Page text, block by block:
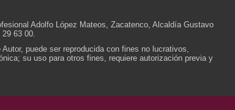
Adolfo López Mateos, Zacatenco, Alcaldía Gustavo
63 00.
puede ser reproducida con fines no lucrativos,
su uso para otros fines, requiere autorización previa y